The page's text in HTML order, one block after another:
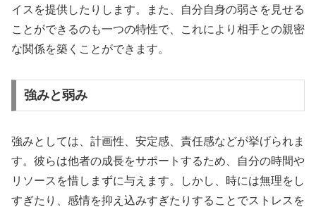
イスを提供したりします。また、自分自身の弱さを見せる
ことができるのも一つの特性で、これにより相手との親密
な関係を築くことができます。
強みと弱み
強みとしては、計画性、安定感、責任感などが挙げられま
す。彼らは他者の成長をサポートするため、自分の時間や
リソースを惜しまずに与えます。しかし、時には無理をし
すぎたり、感情を抑え込みすぎたりすることでストレスを